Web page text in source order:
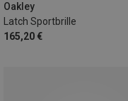
Oakley
Latch Sportbrille
165,20 €